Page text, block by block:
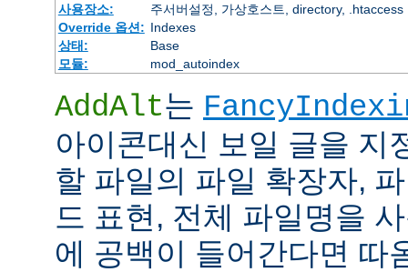
사용장소:
주서버설정, 가상호스트, directory, .htaccess
Override 옵션: Indexes
상태:
Base
모듈:
mod_autoindex
AddAlt는
아이콘대신 보일 글을 지
할 파일의 파일 확장자,
드 표현, 전체 파일명을
에 공백이 들어간다면 따